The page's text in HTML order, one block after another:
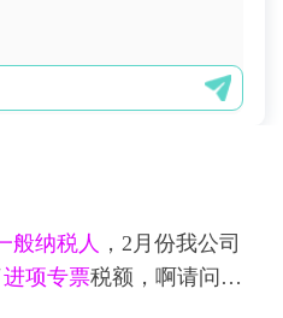
般纳税人
，2月份我公司
进项专票税额，啊请问我